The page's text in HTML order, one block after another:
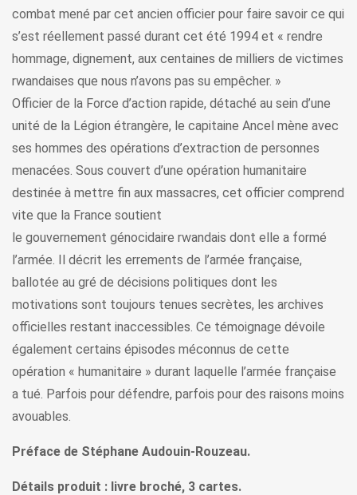
combat mené par cet ancien officier pour faire savoir ce qui
s’est réellement passé durant cet été 1994 et « rendre
hommage, dignement, aux centaines de milliers de victimes
rwandaises que nous n’avons pas su empêcher. »
Officier de la Force d’action rapide, détaché au sein d’une
unité de la Légion étrangère, le capitaine Ancel mène avec
ses hommes des opérations d’extraction de personnes
menacées. Sous couvert d’une opération humanitaire
destinée à mettre fin aux massacres, cet officier comprend
vite que la France soutient
le gouvernement génocidaire rwandais dont elle a formé
l’armée. Il décrit les errements de l’armée française,
ballotée au gré de décisions politiques dont les
motivations sont toujours tenues secrètes, les archives
officielles restant inaccessibles. Ce témoignage dévoile
également certains épisodes méconnus de cette
opération « humanitaire » durant laquelle l’armée française
a tué. Parfois pour défendre, parfois pour des raisons moins
avouables.
Préface de Stéphane Audouin-Rouzeau.
Détails produit : livre broché, 3 cartes.